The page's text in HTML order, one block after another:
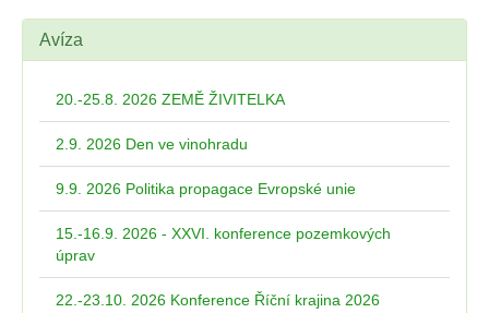
Avíza
20.-25.8. 2026 ZEMĚ ŽIVITELKA
2.9. 2026 Den ve vinohradu
9.9. 2026 Politika propagace Evropské unie
15.-16.9. 2026 - XXVI. konference pozemkových
úprav
22.-23.10. 2026 Konference Říční krajina 2026